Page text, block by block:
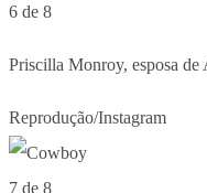
6 de 8
Priscilla Monroy, esposa
Reprodução/Instagram
7 de 8